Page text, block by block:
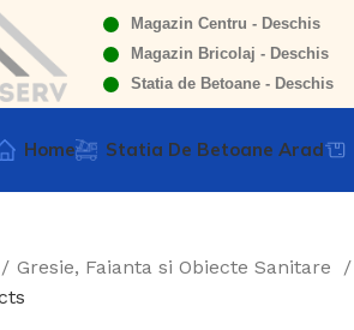
Magazin Centru - Deschis
Magazin Bricolaj - Deschis
Statia de Betoane - Deschis
Home Statia De Betoane Arad
Gresie, Faianta si Obiecte Sanitare